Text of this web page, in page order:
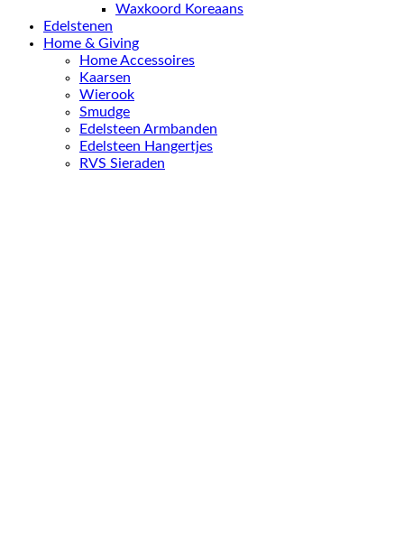
Waxkoord Koreaans
Edelstenen
Home & Giving
Home Accessoires
Kaarsen
Wierook
Smudge
Edelsteen Armbanden
Edelsteen Hangertjes
RVS Sieraden